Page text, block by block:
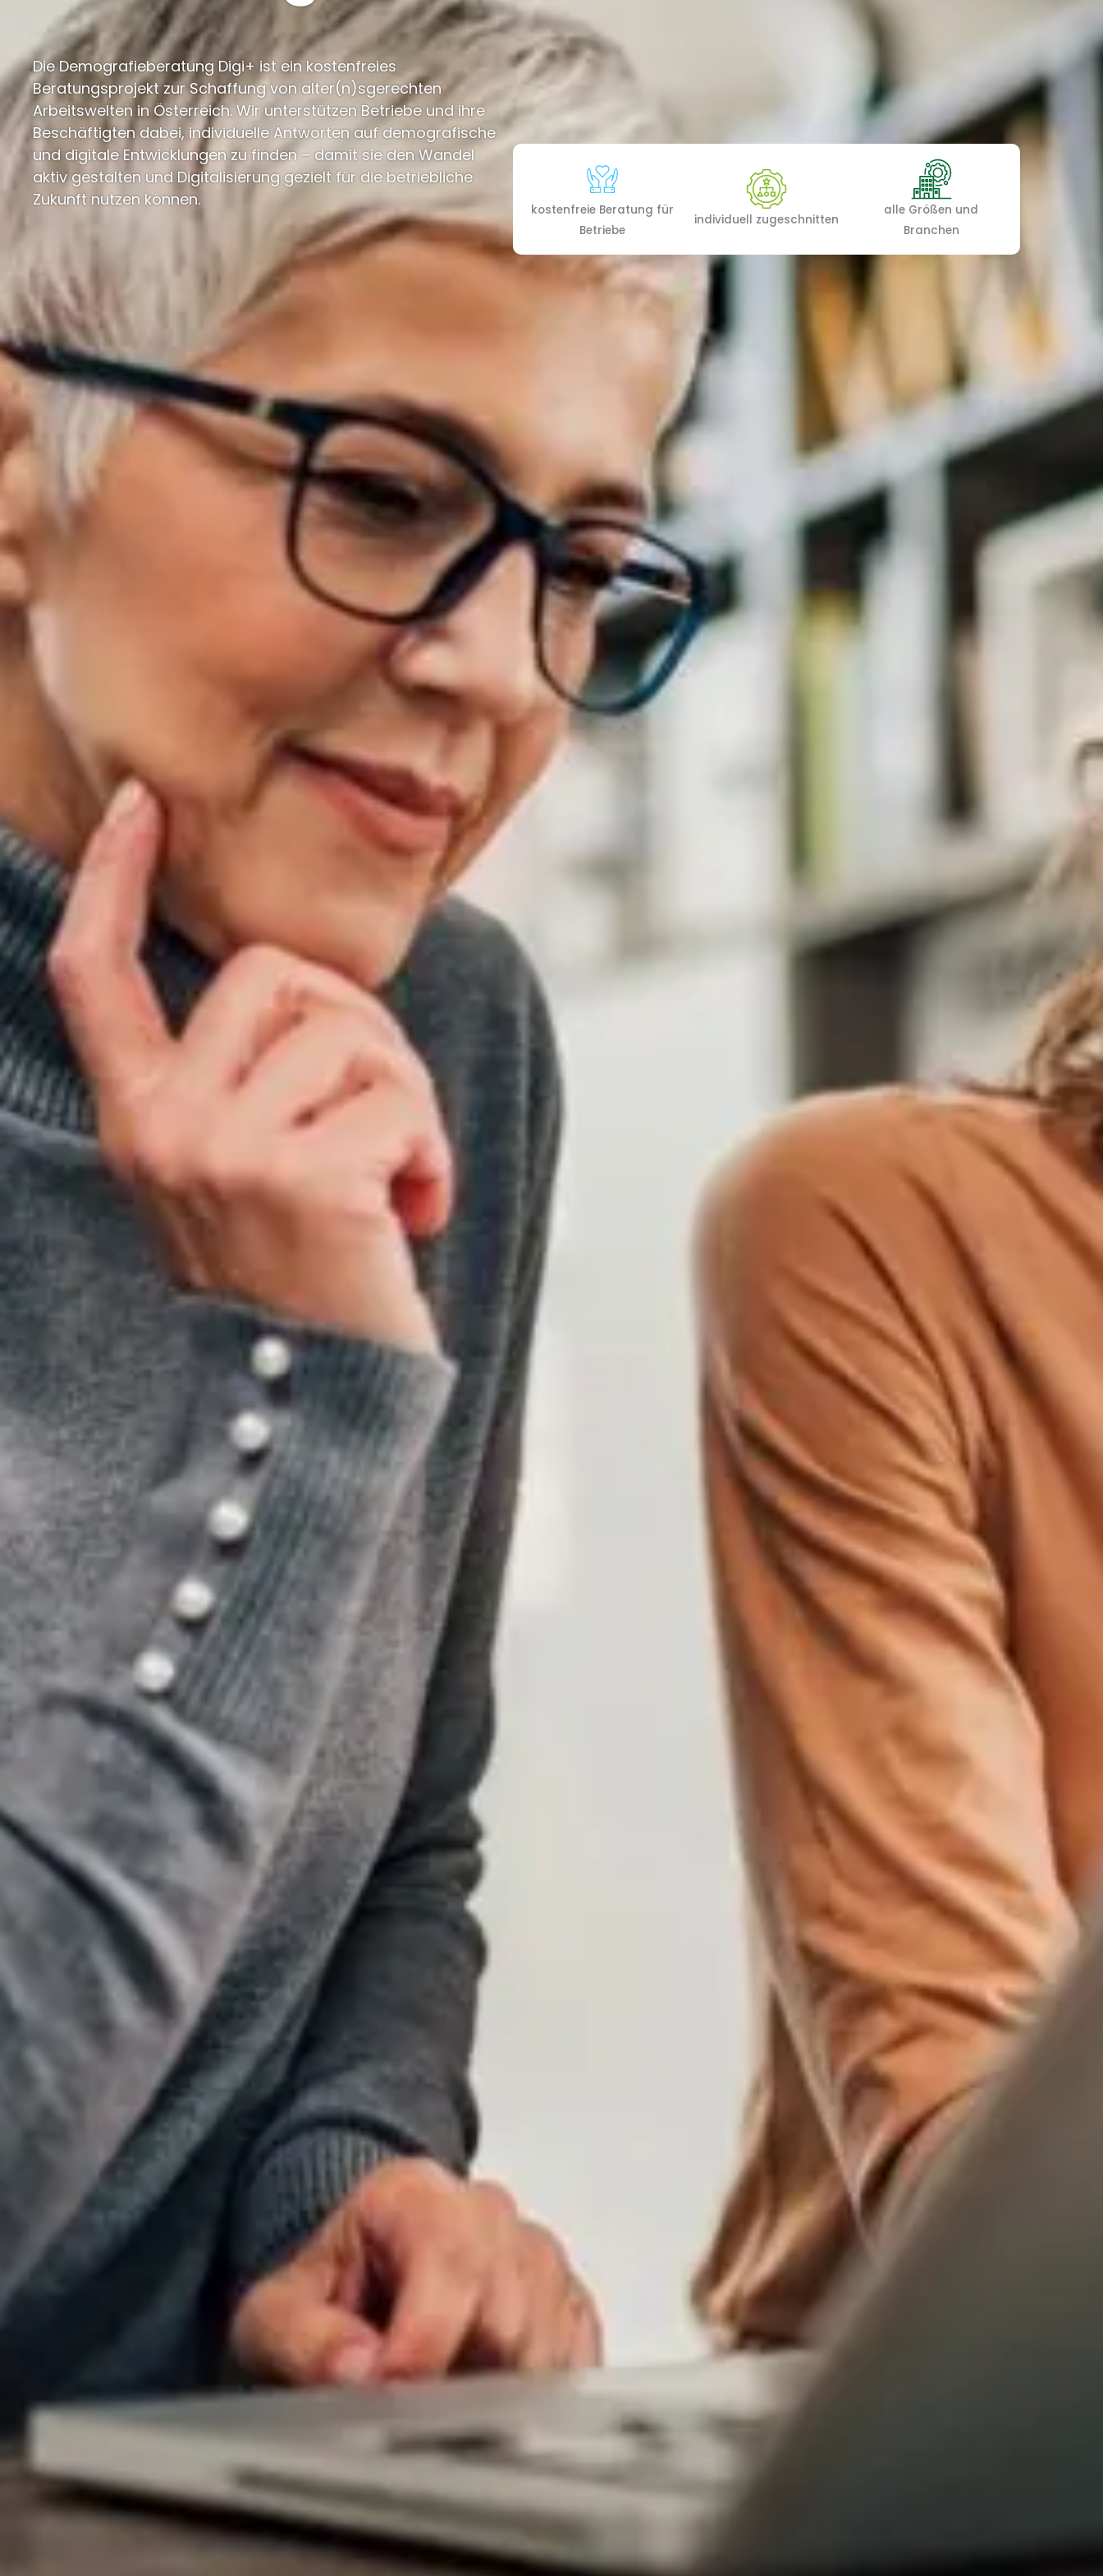
Die Demografieberatung Digi+ ist ein kostenfreies
Beratungsprojekt zur Schaffung von alter(n)sgerechten
Arbeitswelten in Österreich. Wir unterstützen Betriebe und ihre
Beschäftigten dabei, individuelle Antworten auf demografische
und digitale Entwicklungen zu finden – damit sie den Wandel
aktiv gestalten und Digitalisierung gezielt für die betriebliche
Zukunft nutzen können.
kostenfreie Beratung für
Betriebe
individuell zugeschnitten
alle Größen und
Branchen